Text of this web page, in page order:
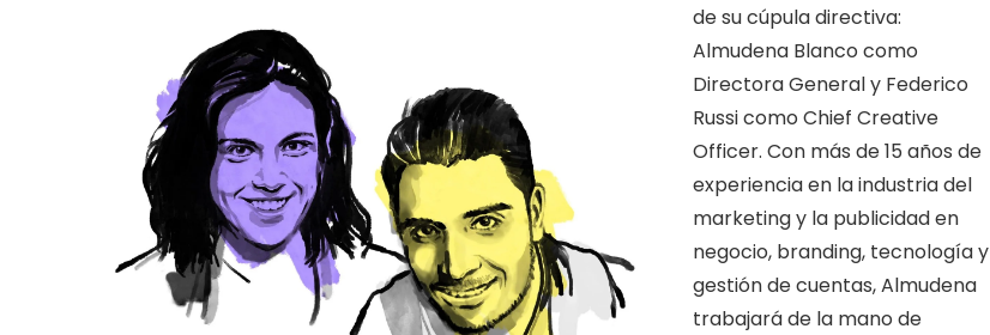
de su cúpula directiva:
Almudena Blanco como
Directora General y Federico
Russi como Chief Creative
Officer. Con más de 15 años de
experiencia en la industria del
marketing y la publicidad en
negocio, branding, tecnología y
gestión de cuentas, Almudena
trabajará de la mano de